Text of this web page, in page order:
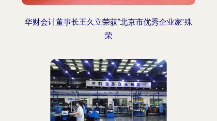
华财会计董事长王久立荣获“北京市优秀企业家”殊
荣